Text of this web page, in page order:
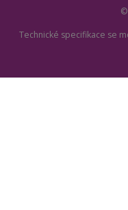
©
Technické specifikace se